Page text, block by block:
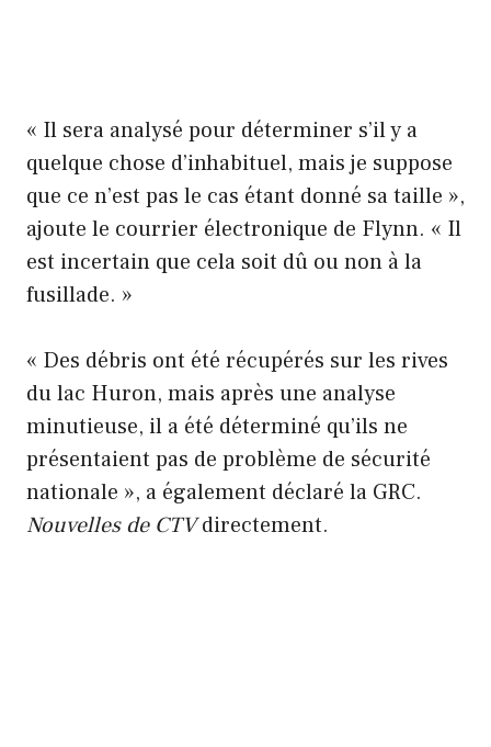
« Il sera analysé pour déterminer s’il y a
quelque chose d’inhabituel, mais je suppose
que ce n’est pas le cas étant donné sa taille »,
ajoute le courrier électronique de Flynn. « Il
est incertain que cela soit dû ou non à la
fusillade. »
« Des débris ont été récupérés sur les rives
du lac Huron, mais après une analyse
minutieuse, il a été déterminé qu’ils ne
présentaient pas de problème de sécurité
nationale », a également déclaré la GRC.
Nouvelles de CTVdirectement.